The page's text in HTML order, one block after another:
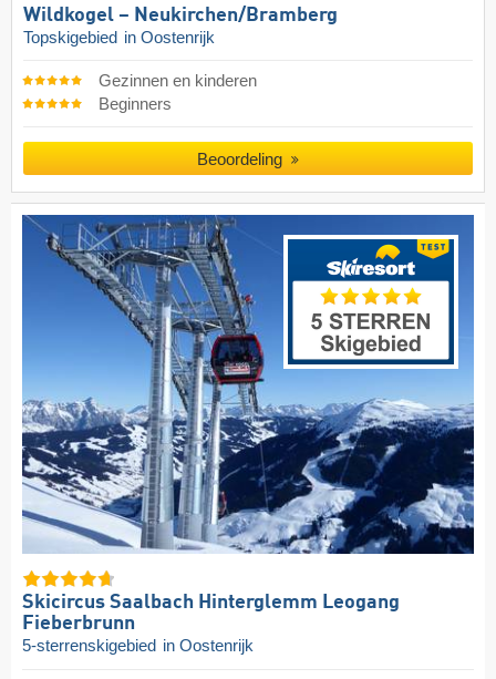
Wildkogel – Neukirchen/​Bramberg
Topskigebied in Oostenrijk
Gezinnen en kinderen
Beginners
Beoordeling
Skicircus Saalbach Hinterglemm Leogang
Fieberbrunn
5-sterrenskigebied in Oostenrijk